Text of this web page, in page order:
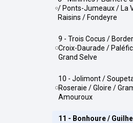
/ Ponts-Jumeaux / La
Raisins / Fondeyre
9 - Trois Cocus / Borderouge /
Croix-Daurade /
Grand Selve
10 - Jolimont / Soupetard /
Roseraie / Gloire /
Amouroux
11 - Bonhoure / Guilheméry /